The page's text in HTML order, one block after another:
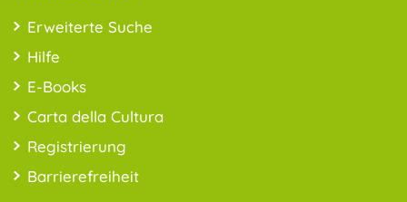
Erweiterte Suche
Hilfe
E-Books
Carta della Cultura
Registrierung
Barrierefreiheit